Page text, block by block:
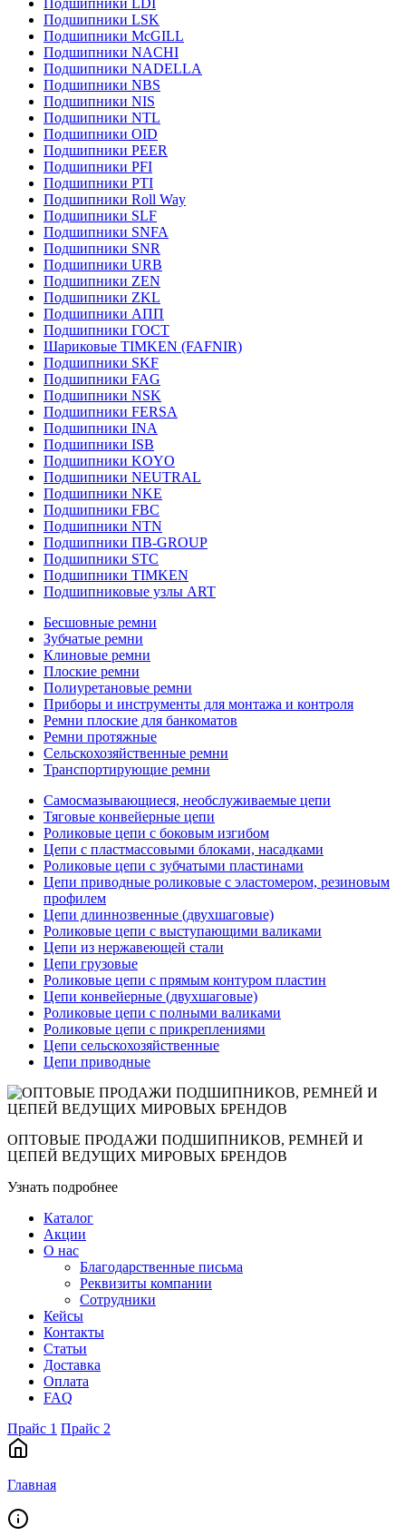
Подшипники LDI
Подшипники LSK
Подшипники McGILL
Подшипники NACHI
Подшипники NADELLA
Подшипники NBS
Подшипники NIS
Подшипники NTL
Подшипники OID
Подшипники PEER
Подшипники PFI
Подшипники PTI
Подшипники Roll Way
Подшипники SLF
Подшипники SNFA
Подшипники SNR
Подшипники URB
Подшипники ZEN
Подшипники ZKL
Подшипники АПП
Подшипники ГОСТ
Шариковые ТІMKEN (FAFNIR)
Подшипники SKF
Подшипники FAG
Подшипники NSK
Подшипники FERSA
Подшипники INA
Подшипники ISB
Подшипники KOYO
Подшипники NEUTRAL
Подшипники NKE
Подшипники FBC
Подшипники NTN
Подшипники ПВ-GROUP
Подшипники STC
Подшипники TIMKEN
Подшипниковые узлы ART
Бесшовные ремни
Зубчатые ремни
Клиновые ремни
Плоские ремни
Полиуретановые ремни
Приборы и инструменты для монтажа и контроля
Ремни плоские для банкоматов
Ремни протяжные
Сельскохозяйственные ремни
Транспортирующие ремни
Самосмазывающиеся, необслуживаемые цепи
Тяговые конвейерные цепи
Роликовые цепи с боковым изгибом
Цепи с пластмассовыми блоками, насадками
Роликовые цепи с зубчатыми пластинами
Цепи приводные роликовые с эластомером, резиновым
профилем
Цепи длиннозвенные (двухшаговые)
Роликовые цепи с выступающими валиками
Цепи из нержавеющей стали
Цепи грузовые
Роликовые цепи с прямым контуром пластин
Цепи конвейерные (двухшаговые)
Роликовые цепи с полными валиками
Роликовые цепи с прикреплениями
Цепи сельскохозяйственные
Цепи приводные
ОПТОВЫЕ ПРОДАЖИ ПОДШИПНИКОВ, РЕМНЕЙ И
ЦЕПЕЙ ВЕДУЩИХ МИРОВЫХ БРЕНДОВ
Узнать подробнее
Каталог
Акции
О нас
Благодарственные письма
Реквизиты компании
Сотрудники
Кейсы
Контакты
Статьи
Доставка
Оплата
FAQ
Прайс 1 Прайс 2
Главная